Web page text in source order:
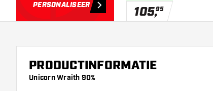
PERSONALISEER 105,95
PRODUCTINFORMATIE
Unicorn Wraith 90%